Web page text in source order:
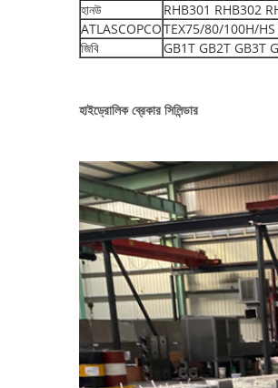
হানউ
RHB301 RHB302
ATLASCOPCOTEX75/80/100H/
জিবি
GB1T GB2T GB3T
হাইড্রোলিক ব্রেকার সিলিন্ডার